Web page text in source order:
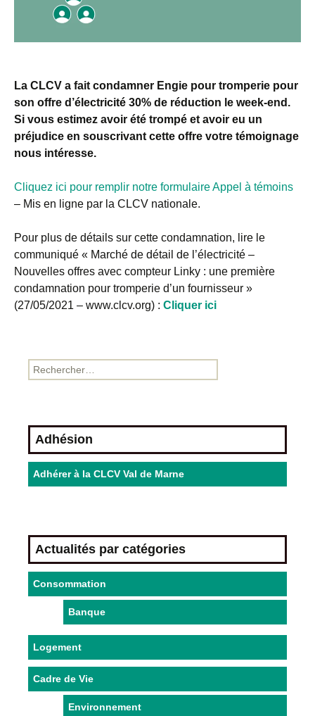
La CLCV a fait condamner Engie pour tromperie pour
son offre d’électricité 30% de réduction le week-end.
Si vous estimez avoir été trompé et avoir eu un
préjudice en souscrivant cette offre votre témoignage
nous intéresse.
Cliquez ici pour remplir notre formulaire Appel à témoins
– Mis en ligne par la CLCV nationale.
Pour plus de détails sur cette condamnation, lire le
communiqué « Marché de détail de l’électricité –
Nouvelles offres avec compteur Linky : une première
condamnation pour tromperie d’un fournisseur »
(27/05/2021 – www.clcv.org) : Cliquer ici
Adhésion
Adhérer à la CLCV Val de Marne
Actualités par catégories
Consommation
Banque
Logement
Cadre de Vie
Environnement